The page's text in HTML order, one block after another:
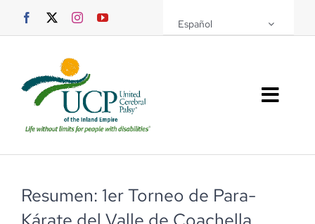
Saltar
Español
Eventos
Resumen: 1er Torneo de Para-